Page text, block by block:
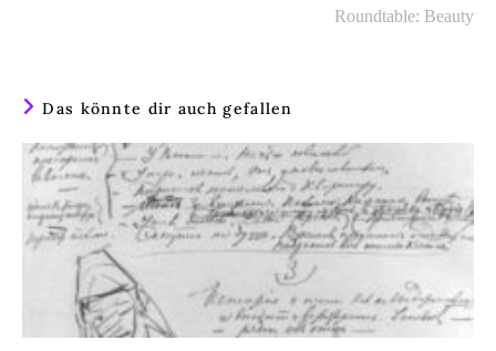
Roundtable: Beauty
Das könnte dir auch gefallen